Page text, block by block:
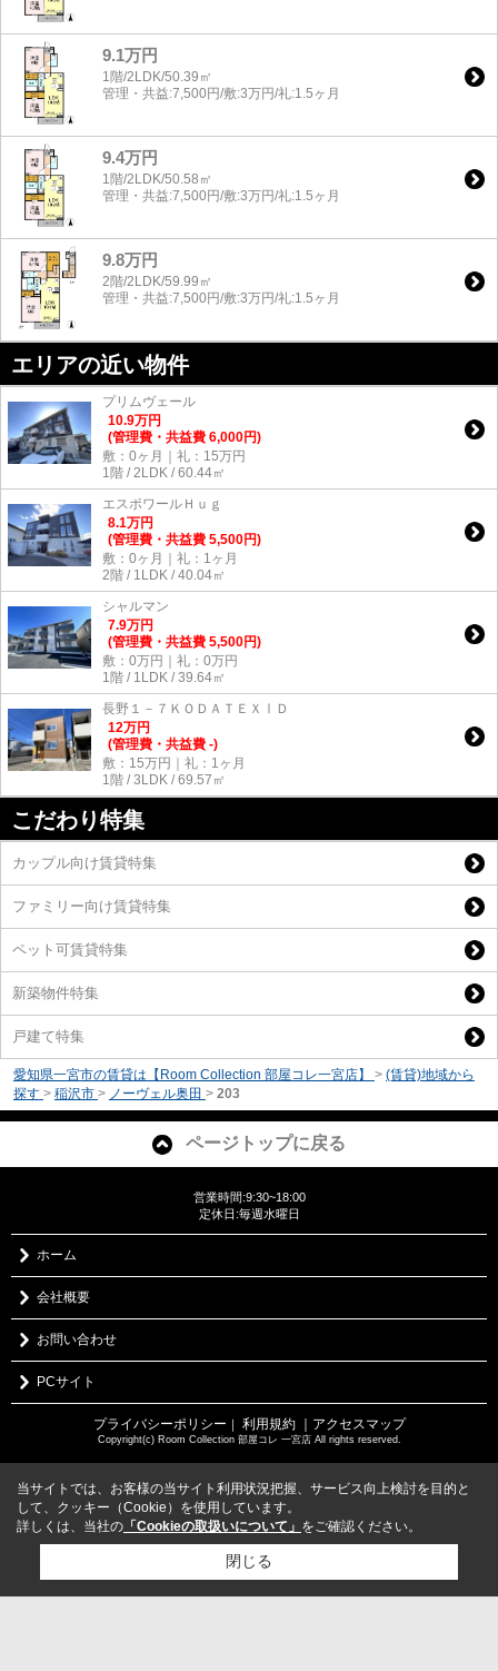
9.1万円
1階/2LDK/50.39㎡
管理・共益:7,500円/敷:3万円/礼:1.5ヶ月
9.4万円
1階/2LDK/50.58㎡
管理・共益:7,500円/敷:3万円/礼:1.5ヶ月
9.8万円
2階/2LDK/59.99㎡
管理・共益:7,500円/敷:3万円/礼:1.5ヶ月
エリアの近い物件
プリムヴェール
10.9万円
(管理費・共益費 6,000円)
敷：0ヶ月｜礼：15万円
1階 / 2LDK / 60.44㎡
エスポワールＨｕｇ
8.1万円
(管理費・共益費 5,500円)
敷：0ヶ月｜礼：1ヶ月
2階 / 1LDK / 40.04㎡
シャルマン
7.9万円
(管理費・共益費 5,500円)
敷：0万円｜礼：0万円
1階 / 1LDK / 39.64㎡
長野１－７ＫＯＤＡＴＥＸⅠＤ
12万円
(管理費・共益費 -)
敷：15万円｜礼：1ヶ月
1階 / 3LDK / 69.57㎡
こだわり特集
カップル向け賃貸特集
ファミリー向け賃貸特集
ペット可賃貸特集
新築物件特集
戸建て特集
愛知県一宮市の賃貸は【Room Collection 部屋コレ一宮店】 > (賃貸)地域から
探す > 稲沢市 > ノーヴェル奥田 > 203
ページトップに戻る
営業時間:9:30~18:00
定休日:毎週水曜日
ホーム
会社概要
お問い合わせ
PCサイト
プライバシーポリシー ｜ 利用規約 ｜アクセスマップ
Copyright(c) Room Collection 部屋コレ 一宮店 All rights reserved.
当サイトでは、お客様の当サイト利用状況把握、サービス向上検討を目的と
して、クッキー（Cookie）を使用しています。
詳しくは、当社の 「Cookieの取扱いについて」 をご確認ください。
閉じる